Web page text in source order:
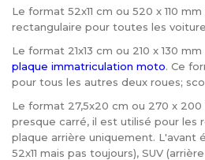
Le format 52x11 cm ou 520 x 110
rectangulaire pour toutes les
Le format 21x13 cm ou 210 x 130
plaque immatriculation moto. Ce
pour tous les autres deux roues;
Le format 27,5x20 cm ou 270 x
presque carré, il est utilisé pour les
plaque arrière uniquement. L'avant
52x11 mais pas toujours), SUV